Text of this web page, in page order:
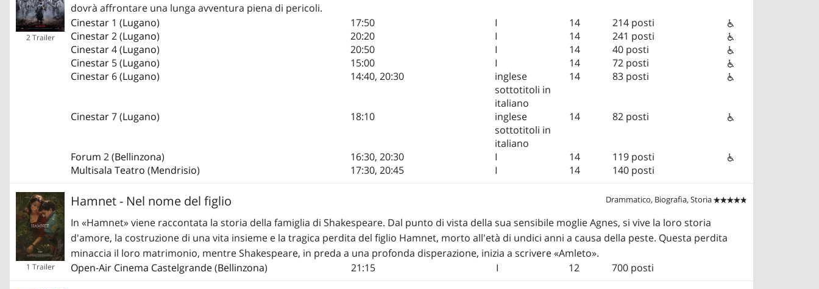
2 Trailer
dovrà affrontare una lunga avventura piena di pericoli.
Cinestar 1 (Lugano) 17:50 I 14
214 posti
Cinestar2 (Lugano) 20:20 I 14
241 posti
Cinestar4 (Lugano) 20:50 I 14
40 posti
Cinestar 5 (Lugano) 15:00 I 14
72 posti
Cinestar 6 (Lugano) 14:40, 20:30
inglese
sottotitoli in
italiano
14 83 posti
Cinestar7 (Lugano) 18:10
inglese
sottotitoli in
italiano
14 82 posti
Forum 2 (Bellinzona) 16:30, 20:30 I 14
119 posti
Multisala Teatro (Mendrisio) 17:30, 20:45 I 14 140 posti
Drammatico, Biografia, Storia 

1 Trailer
Hamnet - Nel nome del figlio
In «Hamnet» viene raccontata la storia della famiglia di Shakespeare. Dal punto di vista della sua sensibile moglie Agnes, si vive la loro storia
d'amore, la costruzione di una vita insieme e la tragica perdita del figlio Hamnet, morto all'età di undici anni a causa della peste. Questa perdita
minaccia il loro matrimonio, mentre Shakespeare, in preda a una profonda disperazione, inizia a scrivere «Amleto».
Open-Air Cinema Castelgrande(Bellinzona) 21:15 I 12 700 posti